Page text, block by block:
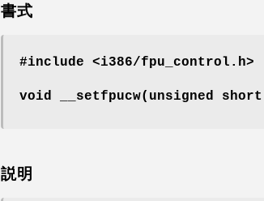
書式
#include <i386/fpu_control.h>
void __setfpucw(unsigned short
説明